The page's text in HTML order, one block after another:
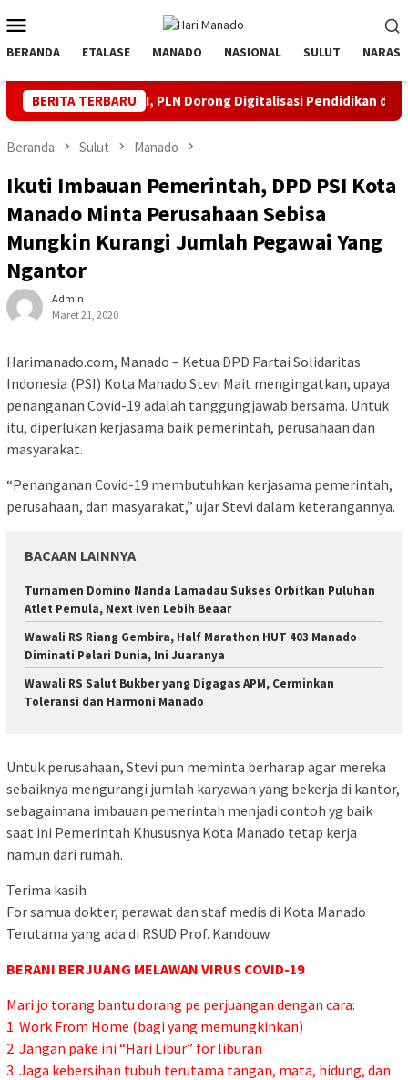
ke
kontenMobile
BERANDA ETALASE MANADO NASIONAL SULUT NARASI
BERITA TERBARU
RI, PLN Dorong Digitalisasi Pendidikan di SMPN1 Palu Lewat
Beranda Sulut Manado
Ikuti Imbauan Pemerintah, DPD PSI Kota
Manado Minta Perusahaan Sebisa
Mungkin Kurangi Jumlah Pegawai Yang
Ngantor
Admin
Maret 21, 2020
Harimanado.com, Manado – Ketua DPD Partai Solidaritas
Indonesia (PSI) Kota Manado Stevi Mait mengingatkan, upaya
penanganan Covid-19 adalah tanggungjawab bersama. Untuk
itu, diperlukan kerjasama baik pemerintah, perusahaan dan
masyarakat.
“Penanganan Covid-19 membutuhkan kerjasama pemerintah,
perusahaan, dan masyarakat,” ujar Stevi dalam keterangannya.
BACAAN LAINNYA
Turnamen Domino Nanda Lamadau Sukses Orbitkan Puluhan
Atlet Pemula, Next Iven Lebih Beaar
Wawali RS Riang Gembira, Half Marathon HUT 403 Manado
Diminati Pelari Dunia, Ini Juaranya
Wawali RS Salut Bukber yang Digagas APM, Cerminkan
Toleransi dan Harmoni Manado
Untuk perusahaan, Stevi pun meminta berharap agar mereka
sebaiknya mengurangi jumlah karyawan yang bekerja di kantor,
sebagaimana imbauan pemerintah menjadi contoh yg baik
saat ini Pemerintah Khususnya Kota Manado tetap kerja
namun dari rumah.
Terima kasih
For samua dokter, perawat dan staf medis di Kota Manado
Terutama yang ada di RSUD Prof. Kandouw
BERANI BERJUANG MELAWAN VIRUS COVID-19
Mari jo torang bantu dorang pe perjuangan dengan cara:
1. Work From Home (bagi yang memungkinkan)
2. Jangan pake ini “Hari Libur” for liburan
3. Jaga kebersihan tubuh terutama tangan, mata, hidung, dan